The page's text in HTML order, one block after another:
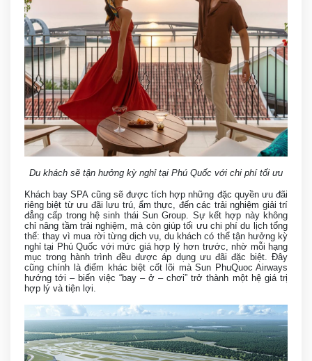
Du khách sẽ tận hưởng kỳ nghỉ tại Phú Quốc với chi phí tối ưu
Khách bay SPA cũng sẽ được tích hợp những đặc quyền ưu đãi
riêng biệt từ ưu đãi lưu trú, ẩm thực, đến các trải nghiệm giải trí
đẳng cấp trong hệ sinh thái Sun Group. Sự kết hợp này không
chỉ nâng tầm trải nghiệm, mà còn giúp tối ưu chi phí du lịch tổng
thể: thay vì mua rời từng dịch vụ, du khách có thể tận hưởng kỳ
nghỉ tại Phú Quốc với mức giá hợp lý hơn trước, nhờ mỗi hạng
mục trong hành trình đều được áp dụng ưu đãi đặc biệt. Đây
cũng chính là điểm khác biệt cốt lõi mà Sun PhuQuoc Airways
hướng tới – biến việc “bay – ở – chơi” trở thành một hệ giá trị
hợp lý và tiện lợi.